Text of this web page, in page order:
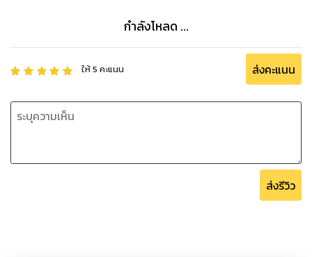
กำลังโหลด ...
ให้5 คะแนน ส่งคะแนน
ส่งรีวิว